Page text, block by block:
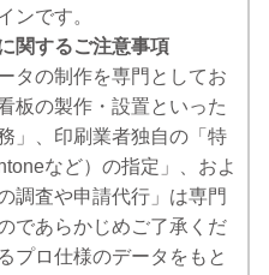
ンです。
関するご注意事項
タの制作を専門としてお
板の製作・設置といった
」、印刷業者独自の「特
など）の指定」、およ
調査や申請代行」は専門
であらかじめご了承くだ
プロ仕様のデータをもと